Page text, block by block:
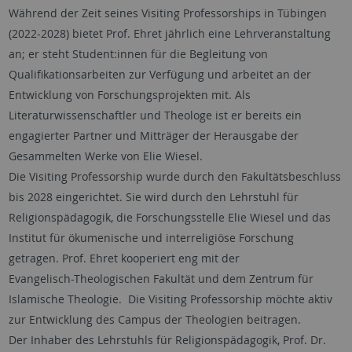
Während der Zeit seines Visiting Professorships in Tübingen
(2022-2028) bietet Prof. Ehret jährlich eine Lehrveranstaltung
an; er steht Student:innen für die Begleitung von
Qualifikationsarbeiten zur Verfügung und arbeitet an der
Entwicklung von Forschungsprojekten mit. Als
Literaturwissenschaftler und Theologe ist er bereits ein
engagierter Partner und Mitträger der Herausgabe der
Gesammelten Werke von Elie Wiesel.
Die Visiting Professorship wurde durch den Fakultätsbeschluss
bis 2028 eingerichtet. Sie wird durch den Lehrstuhl für
Religionspädagogik, die Forschungsstelle Elie Wiesel und das
Institut für ökumenische und interreligiöse Forschung
getragen. Prof. Ehret kooperiert eng mit der
Evangelisch-Theologischen Fakultät und dem Zentrum für
Islamische Theologie. Die Visiting Professorship möchte aktiv
zur Entwicklung des Campus der Theologien beitragen.
Der Inhaber des Lehrstuhls für Religionspädagogik, Prof. Dr.